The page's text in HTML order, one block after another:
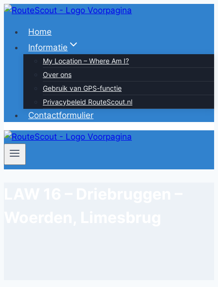
Doorgaan
inhoudHome
Informatie
My Location – Where Am I?
Over ons
Gebruik van GPS-functie
Privacybeleid RouteScout.nl
Contactformulier